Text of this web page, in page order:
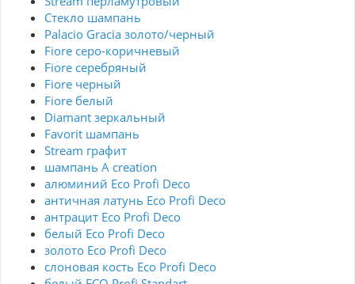
Стекло шампань
Palacio Gracia золото/черный
Fiore серо-коричневый
Fiore серебряный
Fiore черный
Fiore белый
Diamant зеркальный
Favorit шампань
Stream графит
шампань A creation
алюминий Eco Profi Deco
античная латунь Eco Profi Deco
антрацит Eco Profi Deco
белый Eco Profi Deco
золото Eco Profi Deco
слоновая кость Eco Profi Deco